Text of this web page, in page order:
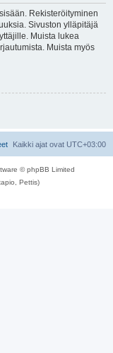
Rekisteröityminen
Sivuston ylläpitäjä
Muista lukea
Muista myös
Kaikki ajat ovat UTC+03:00
© phpBB Limited
Pettis)